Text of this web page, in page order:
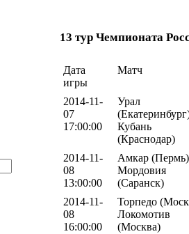
13 тур Чемпионата
Дата
игры
Матч
2014-11-
07
17:00:00
Урал
Кубань
(Краснодар)
2014-11-
08
13:00:00
Амкар
Мордовия
(Саранск)
2014-11-
08
16:00:00
Торпедо
Локомотив
(Москва)